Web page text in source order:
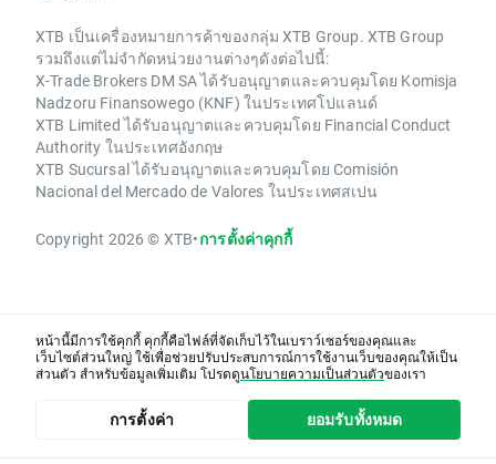
XTB เป็นเครื่องหมายการค้าของกลุ่ม XTB Group. XTB Group
รวมถึงแต่ไม่จำกัดหน่วยงานต่างๆดังต่อไปนี้:
X-Trade Brokers DM SA ได้รับอนุญาตและควบคุมโดย Komisja
Nadzoru Finansowego (KNF) ในประเทศโปแลนด์
XTB Limited ได้รับอนุญาตและควบคุมโดย Financial Conduct
Authority ในประเทศอังกฤษ
XTB Sucursal ได้รับอนุญาตและควบคุมโดย Comisión
Nacional del Mercado de Valores ในประเทศสเปน
Copyright 2026 © XTB•การตั้งค่าคุกกี้
หน้านี้มีการใช้คุกกี้ คุกกี้คือไฟล์ที่จัดเก็บไว้ในเบราว์เซอร์ของคุณและ
เว็บไซต์ส่วนใหญ่ ใช้เพื่อช่วยปรับประสบการณ์การใช้งานเว็บของคุณให้เป็น
ส่วนตัว สำหรับข้อมูลเพิ่มเติม โปรดดูนโยบายความเป็นส่วนตัวของเรา
การตั้งค่า ยอมรับทั้งหมด